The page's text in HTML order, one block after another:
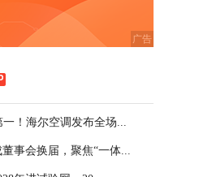
！海尔空调发布全场...
事会换届，聚焦“一体...